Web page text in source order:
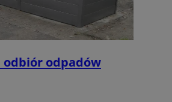
odbiór odpadów